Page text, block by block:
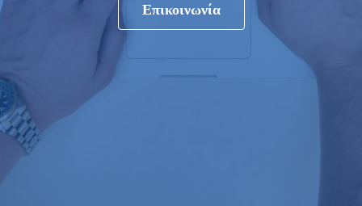
Επικοινωνία